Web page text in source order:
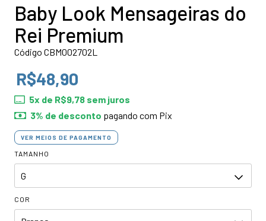
Baby Look Mensageiras do
Rei Premium
Código CBM002702L
R$48,90
5x de R$9,78 sem juros
3% de desconto pagando com Pix
VER MEIOS DE PAGAMENTO
TAMANHO
COR